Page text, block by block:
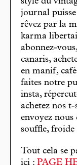
journal
rêvez par la
karma
abonnez-
canaris,
en manif,
faites notre
insta,
achetez nos
envoyez nous
souffle, froide
Tout cela se
ici : PAGE